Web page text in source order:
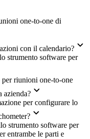
one-to-one di
con il calendario?
strumento software per
riunioni one-to-one
azienda?
per configurare lo
strumento software per
entrambe le parti e